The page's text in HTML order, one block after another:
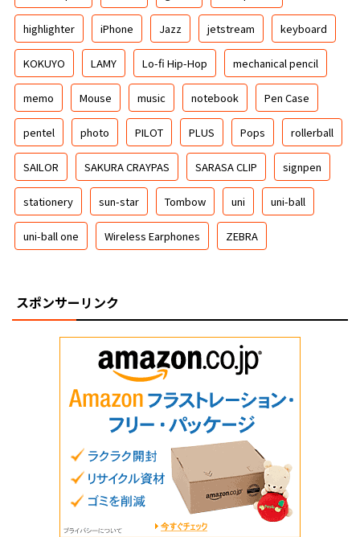
highlighter iPhone Jazz jetstream keyboard
KOKUYO LAMY Lo-fi Hip-Hop mechanical pencil
memo Mouse music notebook Pen Case
pentel photo PILOT PLUS Pops rollerball
SAILOR SAKURA CRAYPAS SARASA CLIP signpen
stationery sun-star Tombow uni uni-ball
uni-ball one Wireless Earphones ZEBRA
スポンサーリンク